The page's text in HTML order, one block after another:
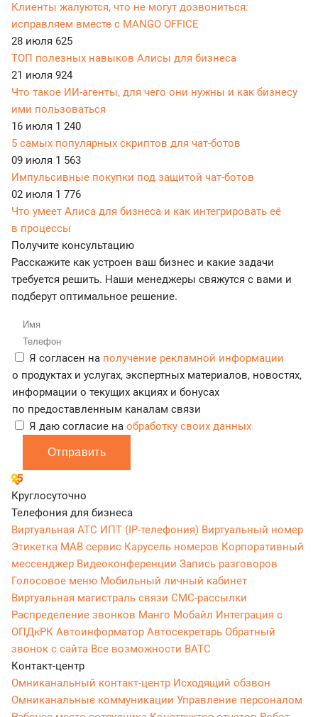
Клиенты жалуются, что не могут дозвониться:
исправляем вместе с MANGO OFFICE
28 июля 625
ТОП полезных навыков Алисы для бизнеса
21 июля 924
Что такое ИИ-агенты, для чего они нужны и как бизнесу
ими пользоваться
16 июля 1 240
5 самых популярных скриптов для чат-ботов
09 июля 1 563
Импульсивные покупки под защитой чат-ботов
02 июля 1 776
Что умеет Алиса для бизнеса и как интегрировать её
в процессы
Получите консультацию
Расскажите как устроен ваш бизнес и какие задачи
требуется решить. Наши менеджеры свяжутся с вами и
подберут оптимальное решение.
Я согласен на получение рекламной информации
о продуктах и услугах, экспертных материалов, новостях,
информации о текущих акциях и бонусах
по предоставленным каналам связи
Я даю согласие на обработку своих данных
Отправить
Круглосуточно
Телефония для бизнеса
Виртуальная АТС ИПТ (IP-телефония) Виртуальный номер
Этикетка МАВ сервис Карусель номеров Корпоративный
мессенджер Видеоконференции Запись разговоров
Голосовое меню Мобильный личный кабинет
Виртуальная магистраль связи СМС-рассылки
Распределение звонков Манго Мобайл Интеграция с
ОПДкРК Автоинформатор Автосекретарь Обратный
звонок с сайта Все возможности ВАТС
Контакт-центр
Омниканальный контакт-центр Исходящий обзвон
Омниканальные коммуникации Управление персоналом